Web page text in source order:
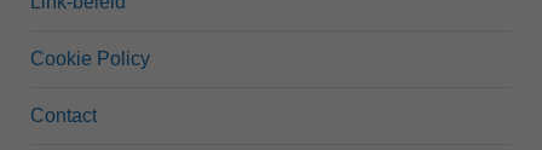
Cookie Policy
Contact